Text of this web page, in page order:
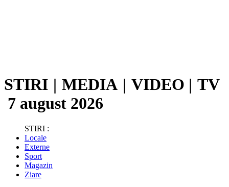
STIRI | MEDIA | VIDEO | TV
7 august 2026
STIRI :
Locale
Externe
Sport
Magazin
Ziare